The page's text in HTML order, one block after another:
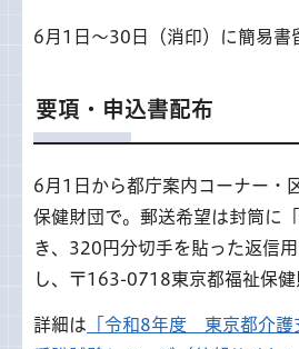
6月1日～30日（消印）に簡易書
要項・申込書配布
6月1日から都庁案内コーナー・
保健財団で。郵送希望は封筒に
き、320円分切手を貼った返信
し、〒163-0718東京都福祉保健
詳細は 「令和8年度 東京都介護